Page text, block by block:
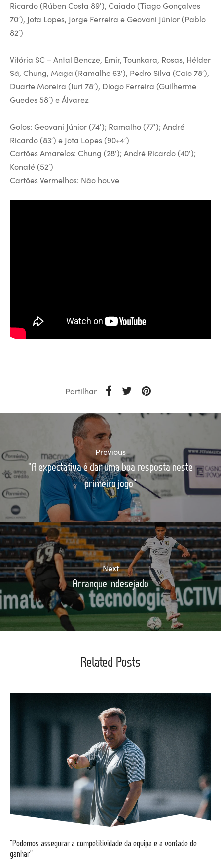
Ricardo (Rúben Costa 89′), Caiado (Tiago Gonçalves
70′), Jota Lopes, Jorge Ferreira e Geovani Júnior (Pablo
82′)
Vitória SC – Antal Bencze, Emir, Tounkara, Rosas, Hélder
Sá, Chung, Maga (Ramalho 63′), Pedro Silva (Caio 78′),
Duarte Moreira (Iuri 78′), Diogo Ferreira (Guilherme
Guedes 58′) e Álvarez
Golos: Geovani Júnior (74′); Ramalho (77′); André
Ricardo (83′) e Jota Lopes (90+4′)
Cartões Amarelos: Chung (28′); André Ricardo (40′);
Konaté (52′)
Cartões Vermelhos: Não houve
Partilhar
Previous
"A expectativa é dar uma boa resposta neste
primeiro jogo"
Next
Arranque indesejado
Related Posts
“Podemos assegurar a competitividade da equipa e a vontade de
ganhar”